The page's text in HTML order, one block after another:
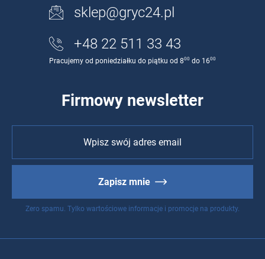
sklep@gryc24.pl
+48 22 511 33 43
Pracujemy od poniedziałku do piątku od 800 do 1600
Firmowy newsletter
Zapisz mnie
Zero spamu. Tylko wartościowe informacje i promocje na produkty.